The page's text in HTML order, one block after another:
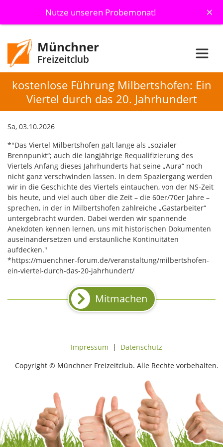
Nutze unseren Probemonat! ×
Münchner
Freizeitclub
kostenlose Führung Milbertshofen: Ein
Viertel durch das 20. Jahrhundert
Sa, 03.10.2026
*"Das Viertel Milbertshofen galt lange als „sozialer
Brennpunkt“; auch die langjährige Requalifizierung des
Viertels Anfang dieses Jahrhunderts hat seine „Aura“ noch
nicht ganz verschwinden lassen. In dem Spaziergang werden
wir in die Geschichte des Viertels eintauchen, von der NS-Zeit
bis heute, und viel auch über die Zeit – die 60er/70er Jahre –
sprechen, in der in Milbertshofen zahlreiche „Gastarbeiter“
untergebracht wurden. Dabei werden wir spannende
Anekdoten kennen lernen, uns mit historischen Dokumenten
auseinandersetzen und erstaunliche Kontinuitäten
aufdecken."
*https://muenchner-forum.de/veranstaltung/milbertshofen-
ein-viertel-durch-das-20-jahrhundert/
Mitmachen
Impressum | Datenschutz
Copyright © Münchner Freizeitclub. Alle Rechte vorbehalten.